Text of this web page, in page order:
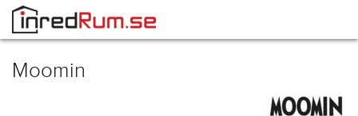
Moomin